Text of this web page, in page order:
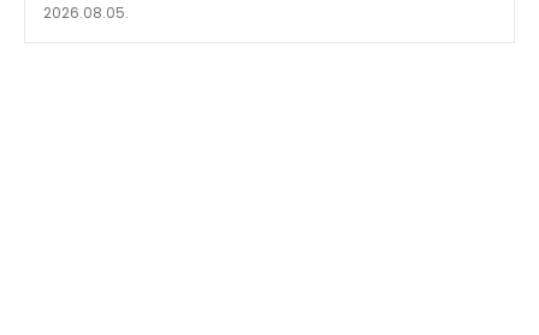
2026.08.05.